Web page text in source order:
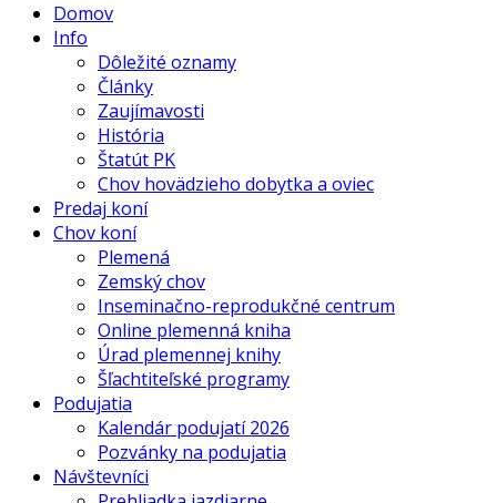
Domov
Info
Dôležité oznamy
Články
Zaujímavosti
História
Štatút PK
Chov hovädzieho dobytka a oviec
Predaj koní
Chov koní
Plemená
Zemský chov
Inseminačno-reprodukčné centrum
Online plemenná kniha
Úrad plemennej knihy
Šľachtiteľské programy
Podujatia
Kalendár podujatí 2026
Pozvánky na podujatia
Návštevníci